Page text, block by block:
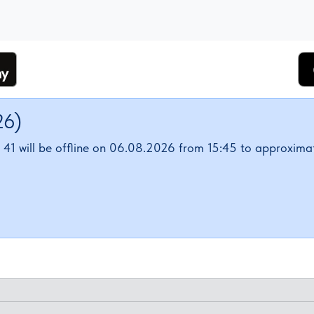
will be offline on 06.08.2026 from 15:45 to
per category button and place it at the bottom of the